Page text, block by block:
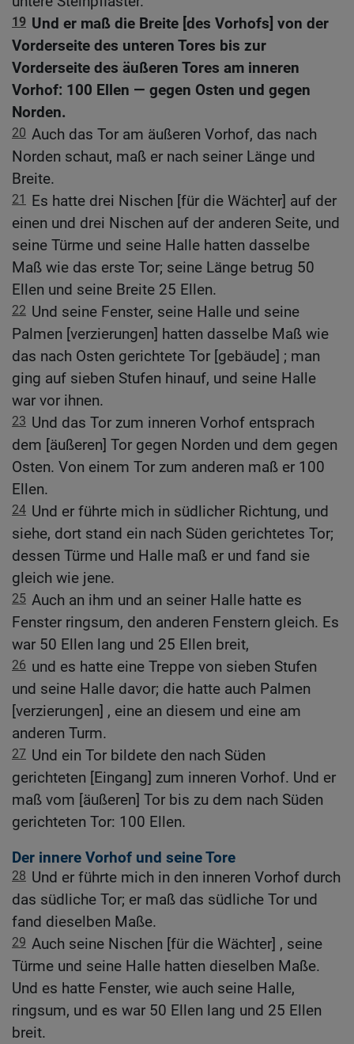
19 Und er maß die Breite [des Vorhofs] von der
Vorderseite des unteren Tores bis zur
Vorderseite des äußeren Tores am inneren
Vorhof: 100 Ellen — gegen Osten und gegen
Norden.
20 Auch das Tor am äußeren Vorhof, das nach
Norden schaut, maß er nach seiner Länge und
Breite.
21 Es hatte drei Nischen [für die Wächter] auf der
einen und drei Nischen auf der anderen Seite, und
seine Türme und seine Halle hatten dasselbe
Maß wie das erste Tor; seine Länge betrug 50
Ellen und seine Breite 25 Ellen.
22 Und seine Fenster, seine Halle und seine
Palmen [verzierungen] hatten dasselbe Maß wie
das nach Osten gerichtete Tor [gebäude] ; man
ging auf sieben Stufen hinauf, und seine Halle
war vor ihnen.
23 Und das Tor zum inneren Vorhof entsprach
dem [äußeren] Tor gegen Norden und dem gegen
Osten. Von einem Tor zum anderen maß er 100
Ellen.
24 Und er führte mich in südlicher Richtung, und
siehe, dort stand ein nach Süden gerichtetes Tor;
dessen Türme und Halle maß er und fand sie
gleich wie jene.
25 Auch an ihm und an seiner Halle hatte es
Fenster ringsum, den anderen Fenstern gleich. Es
war 50 Ellen lang und 25 Ellen breit,
26 und es hatte eine Treppe von sieben Stufen
und seine Halle davor; die hatte auch Palmen
[verzierungen] , eine an diesem und eine am
anderen Turm.
27 Und ein Tor bildete den nach Süden
gerichteten [Eingang] zum inneren Vorhof. Und er
maß vom [äußeren] Tor bis zu dem nach Süden
gerichteten Tor: 100 Ellen.
Der innere Vorhof und seine Tore
28 Und er führte mich in den inneren Vorhof durch
das südliche Tor; er maß das südliche Tor und
fand dieselben Maße.
29 Auch seine Nischen [für die Wächter] , seine
Türme und seine Halle hatten dieselben Maße.
Und es hatte Fenster, wie auch seine Halle,
ringsum, und es war 50 Ellen lang und 25 Ellen
breit.